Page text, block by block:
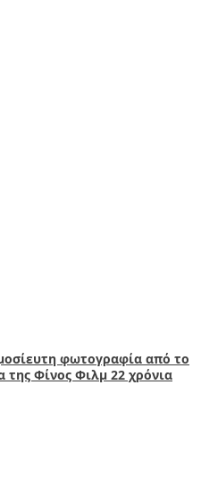
φωτογραφία από το
της Φίνος Φιλμ 22 χρόνια